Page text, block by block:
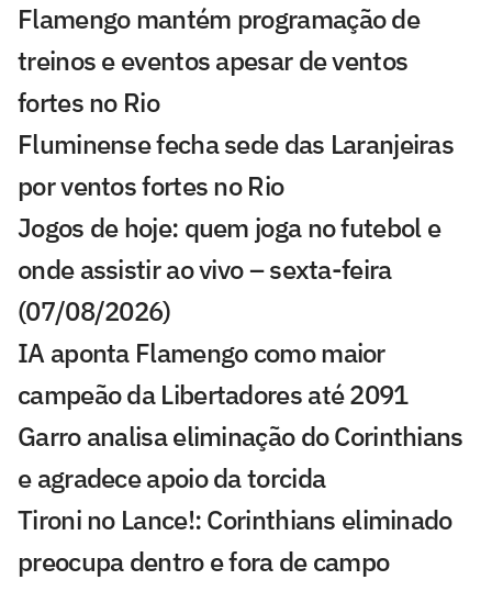
Flamengo mantém programação de
treinos e eventos apesar de ventos
fortes no Rio
Fluminense fecha sede das Laranjeiras
por ventos fortes no Rio
Jogos de hoje: quem joga no futebol e
onde assistir ao vivo – sexta-feira
(07/08/2026)
IA aponta Flamengo como maior
campeão da Libertadores até 2091
Garro analisa eliminação do Corinthians
e agradece apoio da torcida
Tironi no Lance!: Corinthians eliminado
preocupa dentro e fora de campo